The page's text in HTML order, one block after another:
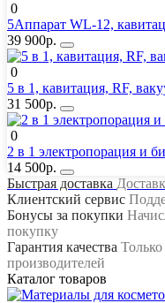
0
5Аппарат WL-12,
39 900р.
0
5 в 1, кавитация, RF,
31 500р.
0
2 в 1 электропорация и
14 500р.
Быстрая доставка
Клиентский сервис
Бонусы за покупки
покупку
Гарантия качества
производителей
Каталог товаров